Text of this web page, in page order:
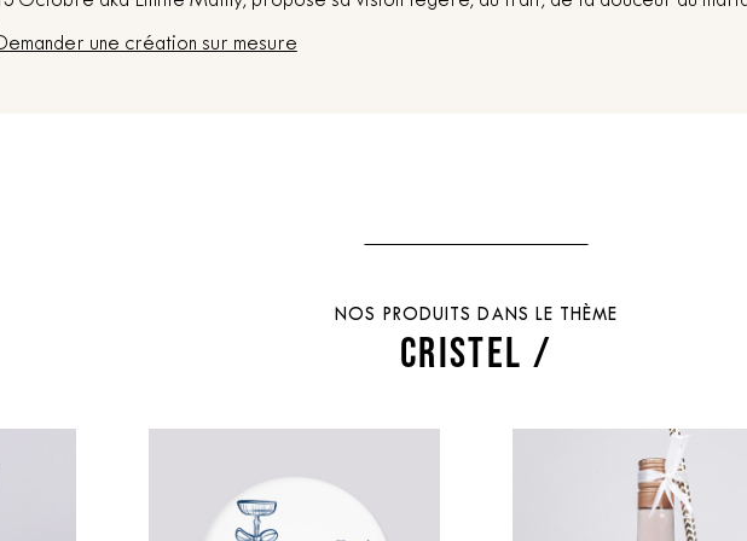
Demander une création sur mesure
NOS PRODUITS DANS LE THÈME
CRISTEL /